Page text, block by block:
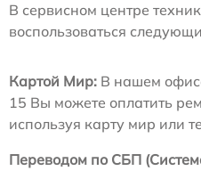
В сервисном центре
воспользоваться
Картой Мир: В нашем
15 Вы можете оплатить
используя карту мир или
Переводом по СБП